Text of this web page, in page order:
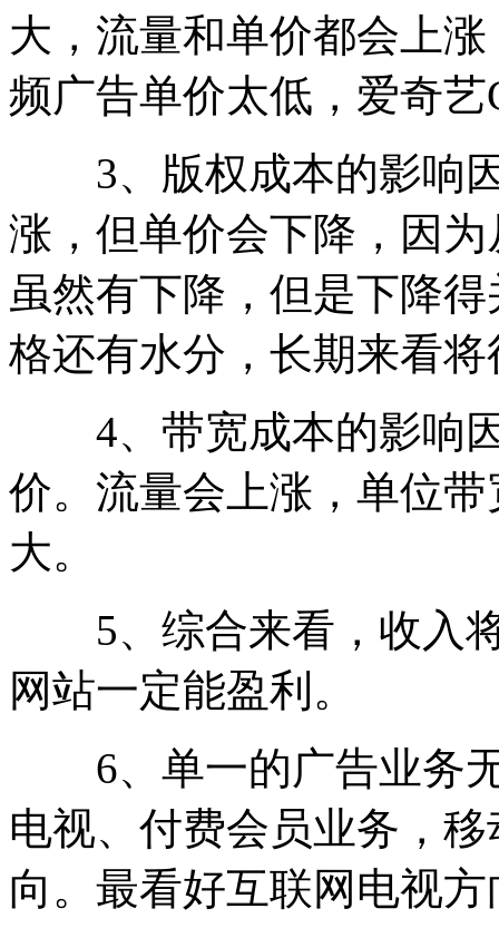
大，流量和单价都会上
频广告单价太低，爱奇
3、版权成本的影响因
涨，但单价会下降，因
虽然有下降，但是下降
格还有水分，长期来看
4、带宽成本的影响因
价。流量会上涨，单位
大。
5、综合来看，收入将
网站一定能盈利。
6、单一的广告业务无
电视、付费会员业务，
向。最看好互联网电视方